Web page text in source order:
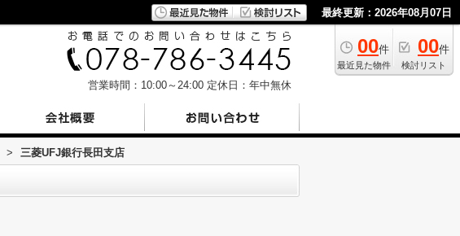
最終更新：2026年08月07日
00件
最近見た物件
00件
検討リスト
営業時間：10:00～24:00 定休日：年中無休
> 三菱UFJ銀行長田支店